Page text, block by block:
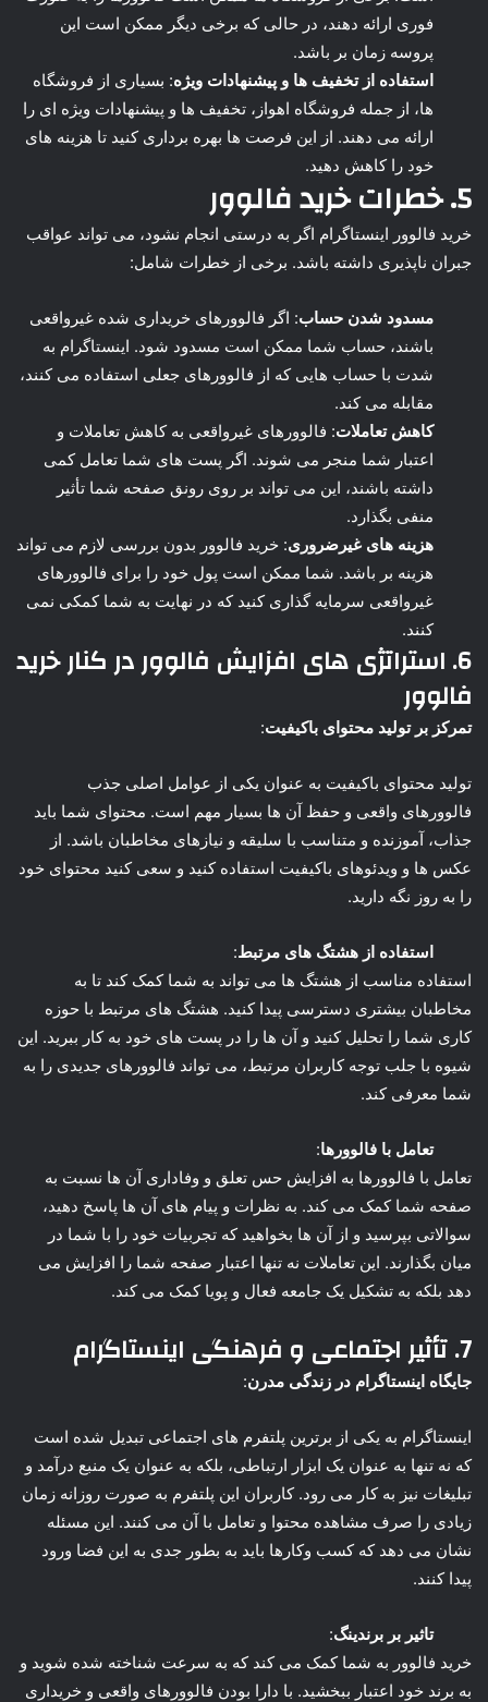
فوری ارائه دهند، در حالی که برخی دیگر ممکن است این
پروسه زمان بر باشد.
استفاده از تخفیف ها و پیشنهادات ویژه: بسیاری از فروشگاه
ها، از جمله فروشگاه اهواز، تخفیف ها و پیشنهادات ویژه ای را
ارائه می دهند. از این فرصت ها بهره برداری کنید تا هزینه های
خود را کاهش دهید.
5. خطرات خرید فالوور
خرید فالوور اینستاگرام اگر به درستی انجام نشود، می تواند عواقب
جبران ناپذیری داشته باشد. برخی از خطرات شامل:
مسدود شدن حساب: اگر فالوورهای خریداری شده غیرواقعی
باشند، حساب شما ممکن است مسدود شود. اینستاگرام به
شدت با حساب هایی که از فالوورهای جعلی استفاده می کنند،
مقابله می کند.
کاهش تعاملات: فالوورهای غیرواقعی به کاهش تعاملات و
اعتبار شما منجر می شوند. اگر پست های شما تعامل کمی
داشته باشند، این می تواند بر روی رونق صفحه شما تأثیر
منفی بگذارد.
هزینه های غیرضروری: خرید فالوور بدون بررسی لازم می تواند
هزینه بر باشد. شما ممکن است پول خود را برای فالوورهای
غیرواقعی سرمایه گذاری کنید که در نهایت به شما کمکی نمی
کنند.
6. استراتژی های افزایش فالوور در کنار خرید
فالوور
تمرکز بر تولید محتوای باکیفیت:
تولید محتوای باکیفیت به عنوان یکی از عوامل اصلی جذب
فالوورهای واقعی و حفظ آن ها بسیار مهم است. محتوای شما باید
جذاب، آموزنده و متناسب با سلیقه و نیازهای مخاطبان باشد. از
عکس ها و ویدئوهای باکیفیت استفاده کنید و سعی کنید محتوای خود
را به روز نگه دارید.
استفاده از هشتگ های مرتبط:
استفاده مناسب از هشتگ ها می تواند به شما کمک کند تا به
مخاطبان بیشتری دسترسی پیدا کنید. هشتگ های مرتبط با حوزه
کاری شما را تحلیل کنید و آن ها را در پست های خود به کار ببرید. این
شیوه با جلب توجه کاربران مرتبط، می تواند فالوورهای جدیدی را به
شما معرفی کند.
تعامل با فالوورها:
تعامل با فالوورها به افزایش حس تعلق و وفاداری آن ها نسبت به
صفحه شما کمک می کند. به نظرات و پیام های آن ها پاسخ دهید،
سوالاتی بپرسید و از آن ها بخواهید که تجربیات خود را با شما در
میان بگذارند. این تعاملات نه تنها اعتبار صفحه شما را افزایش می
دهد بلکه به تشکیل یک جامعه فعال و پویا کمک می کند.
7. تأثیر اجتماعی و فرهنگی اینستاگرام
جایگاه اینستاگرام در زندگی مدرن:
اینستاگرام به یکی از برترین پلتفرم های اجتماعی تبدیل شده است
که نه تنها به عنوان یک ابزار ارتباطی، بلکه به عنوان یک منبع درآمد و
تبلیغات نیز به کار می رود. کاربران این پلتفرم به صورت روزانه زمان
زیادی را صرف مشاهده محتوا و تعامل با آن می کنند. این مسئله
نشان می دهد که کسب وکارها باید به بطور جدی به این فضا ورود
پیدا کنند.
تاثیر بر برندینگ:
خرید فالوور به شما کمک می کند که به سرعت شناخته شده شوید و
به برند خود اعتبار ببخشید. با دارا بودن فالوورهای واقعی و خریداری